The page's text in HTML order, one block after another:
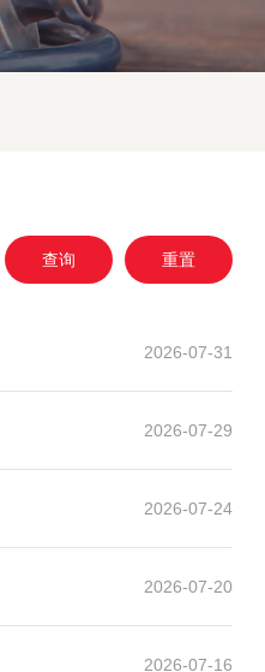
查询 重置
2026-07-31
2026-07-29
2026-07-24
2026-07-20
2026-07-16